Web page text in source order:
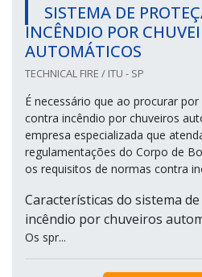
SISTEMA DE
INCÊNDIO POR
AUTOMÁTICOS
TECHNICAL FIRE / ITU - SP
É necessário que ao procurar
contra incêndio por chuveiros
empresa especializada que
regulamentações do Corpo de
os requisitos de normas contra
Características do sistema
incêndio por chuveiros
Os spr...